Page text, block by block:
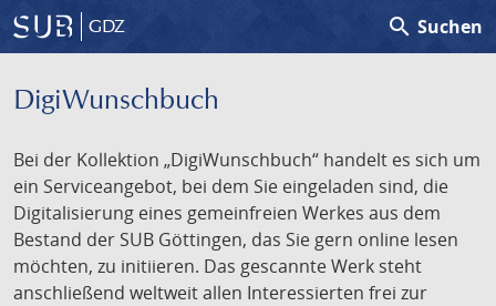
GDZ search Suchen
DigiWunschbuch
Bei der Kollektion „DigiWunschbuch“ handelt es sich um
ein Serviceangebot, bei dem Sie eingeladen sind, die
Digitalisierung eines gemeinfreien Werkes aus dem
Bestand der SUB Göttingen, das Sie gern online lesen
möchten, zu initiieren. Das gescannte Werk steht
anschließend weltweit allen Interessierten frei zur